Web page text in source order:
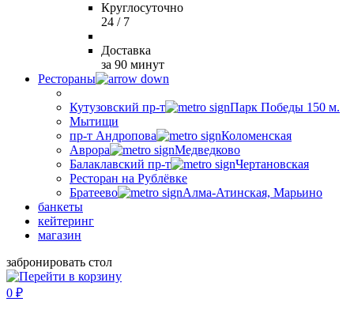
Круглосуточно
24 / 7
Доставка
за 90 минут
Рестораны
Кутузовский пр-т
Парк Победы 150 м.
Мытищи
пр-т Андропова
Коломенская
Аврора
Медведково
Балаклавский пр-т
Чертановская
Ресторан на Рублёвке
Братеево
Алма-Атинская, Марьино
банкеты
кейтеринг
магазин
забронировать стол
0 ₽